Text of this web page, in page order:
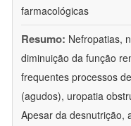
farmacológicas
Resumo: Nefropatias,
diminuição da função
frequentes processos
(agudos), uropatia
Apesar da desnutrição,